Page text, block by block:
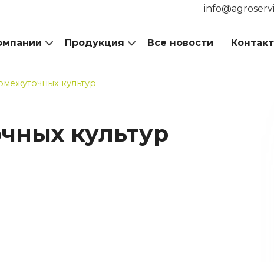
Продукция Все новости
культур
культур